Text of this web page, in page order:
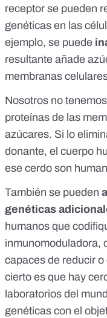
receptor se pueden
genéticas en las
ejemplo, se puede
resultante añade
membranas
Nosotros no
proteínas de las
azúcares. Si lo
donante, el cuerpo
ese cerdo son
También se pueden
genéticas
humanos que
inmunomoduladora,
capaces de reducir
cierto es que hay
laboratorios del
genéticas con el